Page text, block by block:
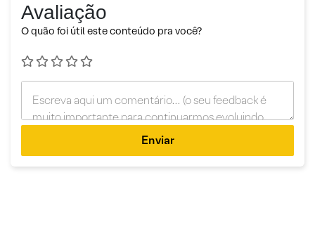
Avaliação
O quão foi útil este conteúdo pra você?
Enviar